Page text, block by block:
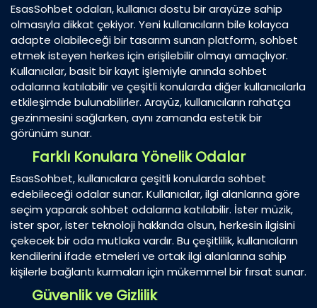
EsasSohbet odaları, kullanıcı dostu bir arayüze sahip
olmasıyla dikkat çekiyor. Yeni kullanıcıların bile kolayca
adapte olabileceği bir tasarım sunan platform, sohbet
etmek isteyen herkes için erişilebilir olmayı amaçlıyor.
Kullanıcılar, basit bir kayıt işlemiyle anında sohbet
odalarına katılabilir ve çeşitli konularda diğer kullanıcılarla
etkileşimde bulunabilirler. Arayüz, kullanıcıların rahatça
gezinmesini sağlarken, aynı zamanda estetik bir
görünüm sunar.
Farklı Konulara Yönelik Odalar
EsasSohbet, kullanıcılara çeşitli konularda sohbet
edebileceği odalar sunar. Kullanıcılar, ilgi alanlarına göre
seçim yaparak sohbet odalarına katılabilir. İster müzik,
ister spor, ister teknoloji hakkında olsun, herkesin ilgisini
çekecek bir oda mutlaka vardır. Bu çeşitlilik, kullanıcıların
kendilerini ifade etmeleri ve ortak ilgi alanlarına sahip
kişilerle bağlantı kurmaları için mükemmel bir fırsat sunar.
Güvenlik ve Gizlilik